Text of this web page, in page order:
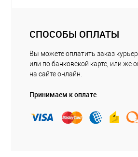
СПОСОБЫ ОПЛАТЫ
Вы можете оплатить заказ
или по банковской карте, или же
на сайте онлайн.
Принимаем к оплате